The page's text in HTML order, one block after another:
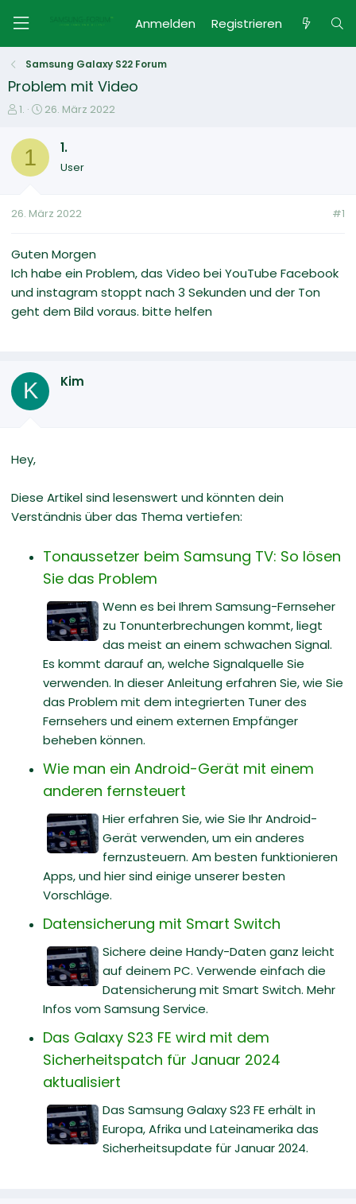
Anmelden Registrieren
Samsung Galaxy S22 Forum
Problem mit Video
E
s
e
e
1.
E
e
t
m
26. März 2022
1 1.
User
26. März 2022 #1
Guten Morgen
Ich habe ein Problem, das Video bei YouTube Facebook
und instagram stoppt nach 3 Sekunden und der Ton
geht dem Bild voraus. bitte helfen
K Kim
Hey,
Diese Artikel sind lesenswert und könnten dein
Verständnis über das Thema vertiefen:
Tonaussetzer beim Samsung TV: So lösen
Sie das Problem
Wenn es bei Ihrem Samsung-Fernseher
zu Tonunterbrechungen kommt, liegt
das meist an einem schwachen Signal.
Es kommt darauf an, welche Signalquelle Sie
verwenden. In dieser Anleitung erfahren Sie, wie Sie
das Problem mit dem integrierten Tuner des
Fernsehers und einem externen Empfänger
beheben können.
Wie man ein Android-Gerät mit einem
anderen fernsteuert
Hier erfahren Sie, wie Sie Ihr Android-
Gerät verwenden, um ein anderes
fernzusteuern. Am besten funktionieren
Apps, und hier sind einige unserer besten
Vorschläge.
Datensicherung mit Smart Switch
Sichere deine Handy-Daten ganz leicht
auf deinem PC. Verwende einfach die
Datensicherung mit Smart Switch. Mehr
Infos vom Samsung Service.
Das Galaxy S23 FE wird mit dem
Sicherheitspatch für Januar 2024
aktualisiert
Das Samsung Galaxy S23 FE erhält in
Europa, Afrika und Lateinamerika das
Sicherheitsupdate für Januar 2024.